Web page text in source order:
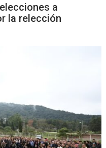
a
la relección